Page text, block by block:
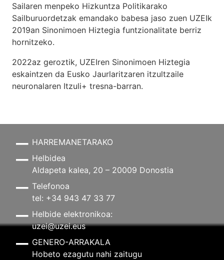
Sailaren menpeko Hizkuntza Politikarako
Sailburuordetzak emandako babesa jaso zuen UZEIk
2019an Sinonimoen Hiztegia funtzionalitate berriz
hornitzeko.
2022az geroztik, UZEIren Sinonimoen Hiztegia
eskaintzen da Eusko Jaurlaritzaren itzultzaile
neuronalaren Itzuli+ tresna-barran.
HARREMANETARAKO
Helbidea
Aldapeta kalea, 20 – 20009 Donostia
Telefonoa
tel: +34 943 47 33 77
Helbide elektronikoa:
uzei@uzei.eus
GENERO-ARRAKALA
Hobeto ezagutu nahi zaitugu